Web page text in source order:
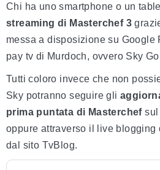
Chi ha uno smartphone o un
streaming di Masterchef 3
messa a disposizione su Google
pay tv di Murdoch, ovvero Sky
Tutti coloro invece che non
Sky potranno seguire gli
prima puntata di Masterchefsul
oppure attraverso il live blogging
dal sito TvBlog.